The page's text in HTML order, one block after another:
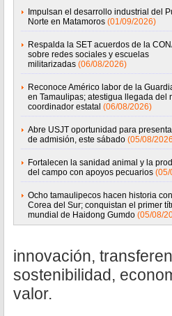
Impulsan el desarrollo industrial del
Norte en Matamoros (01/09/2026)
Respalda la SET acuerdos de la
sobre redes sociales y escuelas
militarizadas (06/08/2026)
Reconoce Américo labor de la
en Tamaulipas; atestigua llegada del
coordinador estatal (06/08/2026)
Abre USJT oportunidad para
de admisión, este sábado (05/08/
Fortalecen la sanidad animal y la
del campo con apoyos pecuarios (05/
Ocho tamaulipecos hacen historia
Corea del Sur; conquistan el primer
mundial de Haidong Gumdo (05/08/
innovación,
sostenibilidad,
valor.